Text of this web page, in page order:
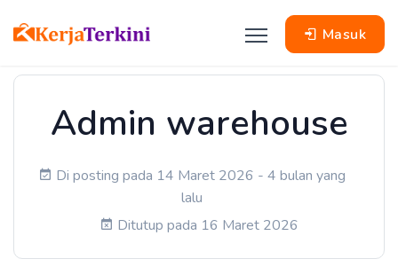
Masuk
Admin warehouse
Di posting pada 14 Maret 2026 - 4 bulan yang
lalu
Ditutup pada 16 Maret 2026